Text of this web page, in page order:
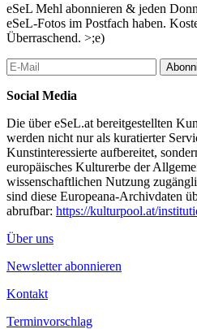
Kino Freistadt
18:15 - 18:45
Get-together mit Kateryna
turn | table | tennis – On The Track
Event, Musik von Felix “Fino”
Gaisbach Lagerhausparkplatz
20:30 - 22:30
Eine Bahnreise durch die
Mord im Orientexpress
eSeL Mehl abonnieren & jeden
eSeL-Fotos im Postfach haben.
Überraschend. >;e)
Social Media
Die über eSeL.at bereitgestellten
werden nicht nur als kuratierter
Kunstinteressierte aufbereitet,
europäisches Kulturerbe der
wissenschaftlichen Nutzung
sind diese Europeana-Archivdaten
abrufbar: https://kulturpool.at/
Über uns
Newsletter abonnieren
Kontakt
Terminvorschlag